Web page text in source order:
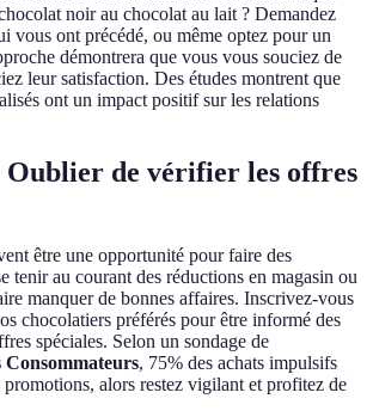
noir au chocolat au lait ? Demandez
vous ont précédé, ou même optez pour un
démontrera que vous vous souciez de
leur satisfaction. Des études montrent que
ont un impact positif sur les relations
de vérifier les offres
être une opportunité pour faire des
tenir au courant des réductions en magasin ou
manquer de bonnes affaires. Inscrivez-vous
chocolatiers préférés pour être informé des
spéciales. Selon un sondage de
Consommateurs, 75% des achats impulsifs
promotions, alors restez vigilant et profitez de